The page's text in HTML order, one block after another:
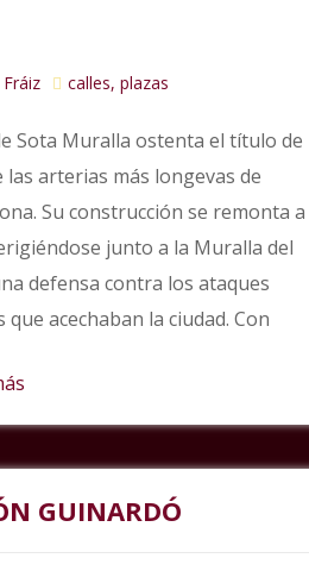
Fráiz calles, plazas
Sota Muralla ostenta el título de
las arterias más longevas de
Su construcción se remonta a
junto a la Muralla del
defensa contra los ataques
que acechaban la ciudad. Con
GUINARDÓ